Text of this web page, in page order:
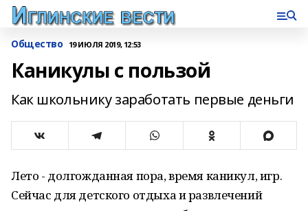
Общество 19 ИЮЛЯ 2019, 12:53
Каникулы с пользой
Как школьнику заработать первые деньги
Лето - долгожданная пора, время каникул, игр.
Сейчас для детского отдыха и развлечений